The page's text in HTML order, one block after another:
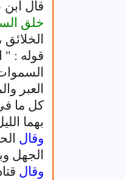
قال
خلق
الخلائق
قوله : "
العبر
كل ما في
بهما
وقال
الجهل
وقال